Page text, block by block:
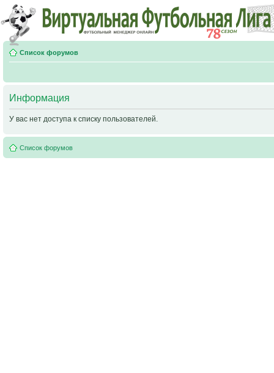
Список форумов
Информация
У вас нет доступа к списку пользователей.
Список форумов